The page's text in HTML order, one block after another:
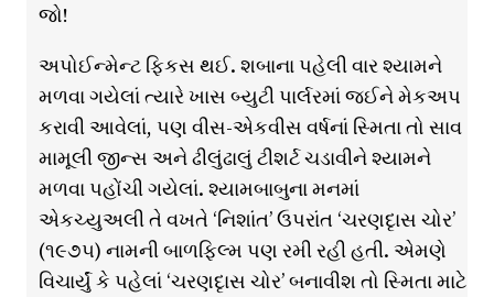
જો!
અપોઈન્મેન્ટ ફિકસ થઈ. શબાના પહેલી વાર શ્યામને
મળવા ગયેલાં ત્યારે ખાસ બ્યુટી પાર્લરમાં જઈને મેકઅપ
કરાવી આવેલાં, પણ વીસ-એકવીસ વર્ષનાં સ્મિતા તો સાવ
મામૂલી જીન્સ અને ઢીલુંઢાલું ટીશર્ટ ચડાવીને શ્યામને
મળવા પહોંચી ગયેલાં. શ્યામબાબુના મનમાં
એકચ્યુઅલી તે વખતે ‘નિશાંત’ ઉપરાંત ‘ચરણદૃાસ ચોર’
(૧૯૭૫) નામની બાળફિલ્મ પણ રમી રહી હતી. એમણે
વિચાર્યું કે પહેલાં ‘ચરણદૃાસ ચોર’ બનાવીશ તો સ્મિતા માટે